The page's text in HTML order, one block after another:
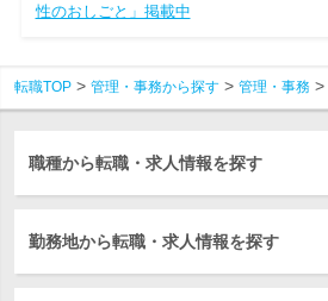
性のおしごと」掲載中
転職TOP 管理・事務から探す 管理・事務
職種から転職・求人情報を探す
勤務地から転職・求人情報を探す